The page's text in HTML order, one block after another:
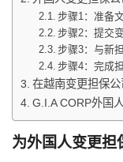
步骤1：准备
步骤2：提交
步骤3：与新
步骤4：完成
在越南变更担保公
G.I.A CORP外国
为外国人变更担